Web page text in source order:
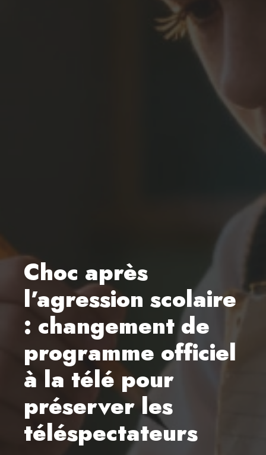
Choc après
l’agression scolaire
: changement de
programme officiel
à la télé pour
préserver les
téléspectateurs